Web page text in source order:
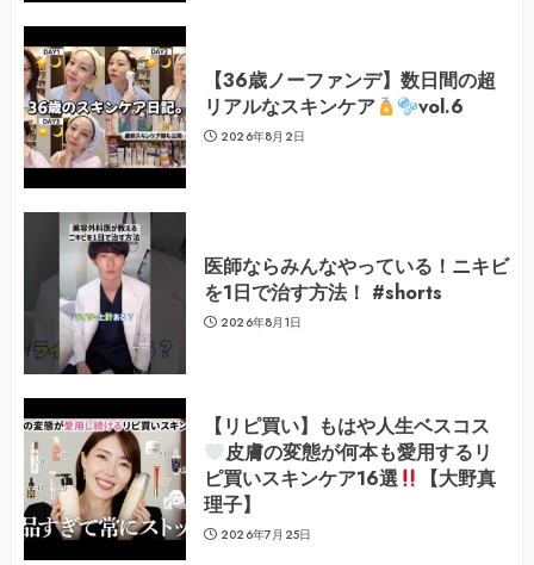
【36歳ノーファンデ】数日間の超
リアルなスキンケア
vol.6
2026年8月2日
医師ならみんなやっている！ニキビ
を1日で治す方法！ #shorts
2026年8月1日
【リピ買い】もはや人生ベスコス
皮膚の変態が何本も愛用するリ
ピ買いスキンケア16選
【大野真
理子】
2026年7月25日